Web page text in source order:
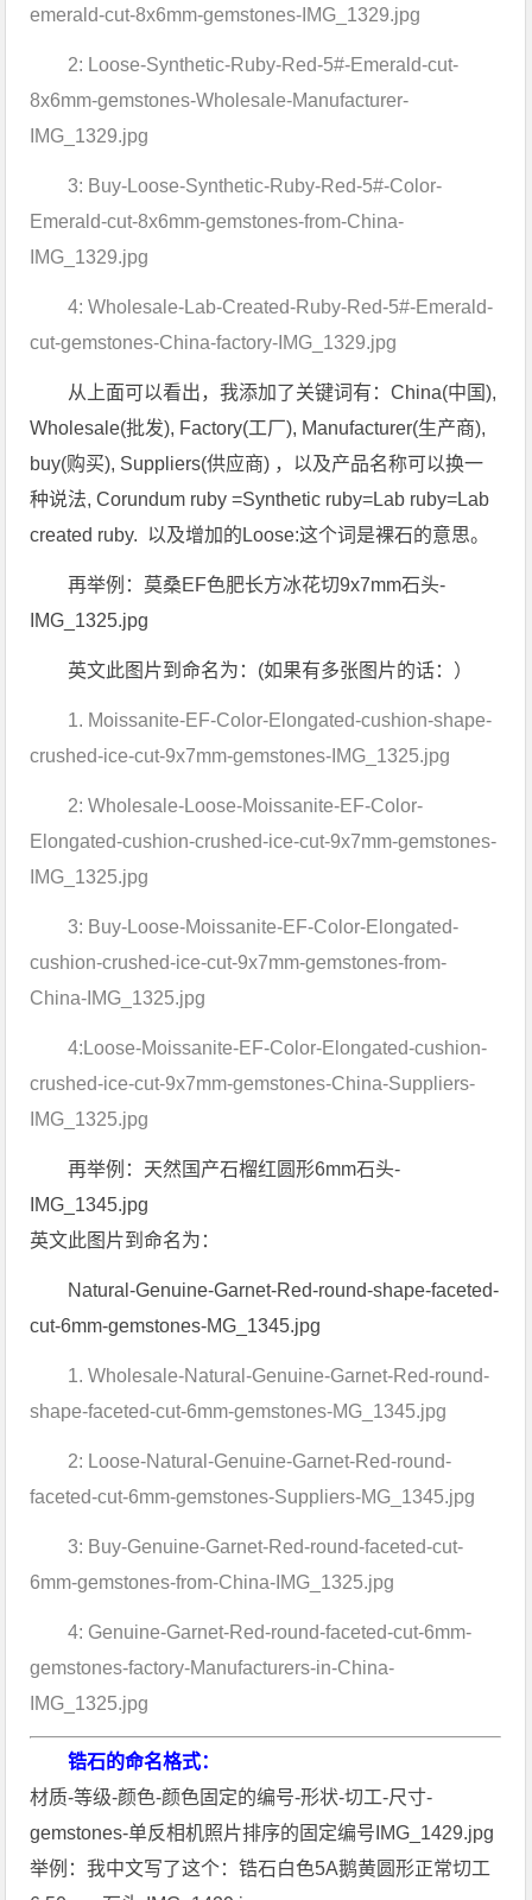
emerald-cut-8x6mm-gemstones-IMG_1329.jpg
2: Loose-Synthetic-Ruby-Red-5#-Emerald-cut-
8x6mm-gemstones-Wholesale-Manufacturer-
IMG_1329.jpg
3: Buy-Loose-Synthetic-Ruby-Red-5#-Color-
Emerald-cut-8x6mm-gemstones-from-China-
IMG_1329.jpg
4: Wholesale-Lab-Created-Ruby-Red-5#-Emerald-
cut-gemstones-China-factory-IMG_1329.jpg
从上面可以看出，我添加了关键词有：China(中国),
Wholesale(批发), Factory(工厂), Manufacturer(生产商),
buy(购买), Suppliers(供应商) ，以及产品名称可以换一
种说法, Corundum ruby =Synthetic ruby=Lab ruby=Lab
created ruby. 以及增加的Loose:这个词是裸石的意思。
再举例：莫桑EF色肥长方冰花切9x7mm石头-
IMG_1325.jpg
英文此图片到命名为：(如果有多张图片的话：）
1. Moissanite-EF-Color-Elongated-cushion-shape-
crushed-ice-cut-9x7mm-gemstones-IMG_1325.jpg
2: Wholesale-Loose-Moissanite-EF-Color-
Elongated-cushion-crushed-ice-cut-9x7mm-gemstones-
IMG_1325.jpg
3: Buy-Loose-Moissanite-EF-Color-Elongated-
cushion-crushed-ice-cut-9x7mm-gemstones-from-
China-IMG_1325.jpg
4:Loose-Moissanite-EF-Color-Elongated-cushion-
crushed-ice-cut-9x7mm-gemstones-China-Suppliers-
IMG_1325.jpg
再举例：天然国产石榴红圆形6mm石头-
IMG_1345.jpg
英文此图片到命名为：
Natural-Genuine-Garnet-Red-round-shape-faceted-
cut-6mm-gemstones-MG_1345.jpg
1. Wholesale-Natural-Genuine-Garnet-Red-round-
shape-faceted-cut-6mm-gemstones-MG_1345.jpg
2: Loose-Natural-Genuine-Garnet-Red-round-
faceted-cut-6mm-gemstones-Suppliers-MG_1345.jpg
3: Buy-Genuine-Garnet-Red-round-faceted-cut-
6mm-gemstones-from-China-IMG_1325.jpg
4: Genuine-Garnet-Red-round-faceted-cut-6mm-
gemstones-factory-Manufacturers-in-China-
IMG_1325.jpg
锆石的命名格式：
材质-等级-颜色-颜色固定的编号-形状-切工-尺寸-
gemstones-单反相机照片排序的固定编号IMG_1429.jpg
举例：我中文写了这个：锆石白色5A鹅黄圆形正常切工